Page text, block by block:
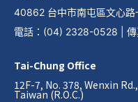
40862 台中市南屯區文心
電話 ： (04) 2328-0528
Tai-Chung Office
12F-7, No. 378, Wenxin
Taiwan (R.O.C.)